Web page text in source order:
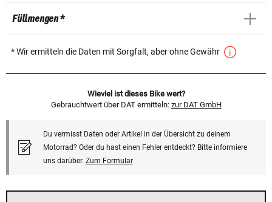
Füllmengen *
* Wir ermitteln die Daten mit Sorgfalt, aber ohne Gewähr
Wieviel ist dieses Bike wert?
Gebrauchtwert über DAT ermitteln: zur DAT GmbH
Du vermisst Daten oder Artikel in der Übersicht zu deinem
Motorrad? Oder du hast einen Fehler entdeckt? Bitte informiere
uns darüber. Zum Formular